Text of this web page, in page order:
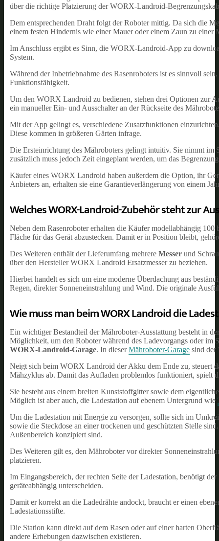
über die richtige Platzierung der WORX-Landroid-
Dem entsprechenden Draht folgt der Roboter mittig. Da sich die
einem festen Hindernis wie einer Mauer oder einem Zaun zu einer
Im Anschluss ergibt es Sinn, die WORX-Landroid-App zu
System.
Während der Inbetriebnahme des Rasenroboters ist es sinnvoll
Funktionsfähigkeit.
Um den WORX Landroid zu bedienen, stehen drei Optionen zur
ein manueller Ein- und Ausschalter an der Rückseite des
Mit der App gelingt es, verschiedene Zusatzfunktionen
Diese kommen in größeren Gärten infrage.
Die Ersteinrichtung des Mähroboters gelingt intuitiv. Sie nimmt
zusätzlich muss jedoch Zeit eingeplant werden, um das
Käufer eines WORX Landroid haben außerdem die Option, ihr
Anbieters an, erhalten sie eine Garantieverlängerung von einem
Welches WORX-Landroid-Zubehör steht zur
Neben dem Rasenroboter erhalten die Käufer modellabhängig 100
Fläche für das Gerät abzustecken. Damit er in Position bleibt,
Des Weiteren enthält der Lieferumfang mehrere Messer und
über den Hersteller WORX Landroid Ersatzmesser zu beziehen.
Hierbei handelt es sich um eine moderne Überdachung aus
Regen, direkter Sonneneinstrahlung und Wind. Die originale
Wie muss man beim WORX Landroid die
Ein wichtiger Bestandteil der Mähroboter-Ausstattung besteht in
Möglichkeit, um den Roboter während des Ladevorgangs oder
WORX-Landroid-Garage. In dieserMähroboter-Garage sind der
Neigt sich beim WORX Landroid der Akku dem Ende zu, steuert
Mähzyklus ab. Damit das Aufladen problemlos funktioniert, spielt
Sie besteht aus einem breiten Kunststoffgitter sowie dem
Möglich ist aber auch, die Ladestation auf ebenem Untergrund wie
Um die Ladestation mit Energie zu versorgen, sollte sich im
sowie die Steckdose an einer trockenen und geschützten Stelle
Außenbereich konzipiert sind.
Des Weiteren gilt es, den Mähroboter vor direkter
platzieren.
Im Eingangsbereich, der rechten Seite der Ladestation, benötigt
geräteabhängig unterscheiden.
Damit er korrekt an die Ladedrähte andockt, braucht er einen
Ladestationsstifte.
Die Station kann direkt auf dem Rasen oder auf einer harten
andere Erhebungen dazwischen existieren.